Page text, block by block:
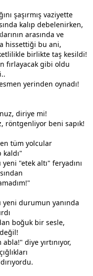
şaşırmış vaziyette
kalıp debelenirken,
arasında ve
hissettiği bu ani,
birlikte taş kesildi!
fırlayacak gibi oldu
yerinden oynadı!
diriye mi!
röntgenliyor beni sapık!
tüm yolcular
kaldı"
"etek altı" feryadını
yeni durumun yanında
boğuk bir sesle,
diye yırtınıyor,